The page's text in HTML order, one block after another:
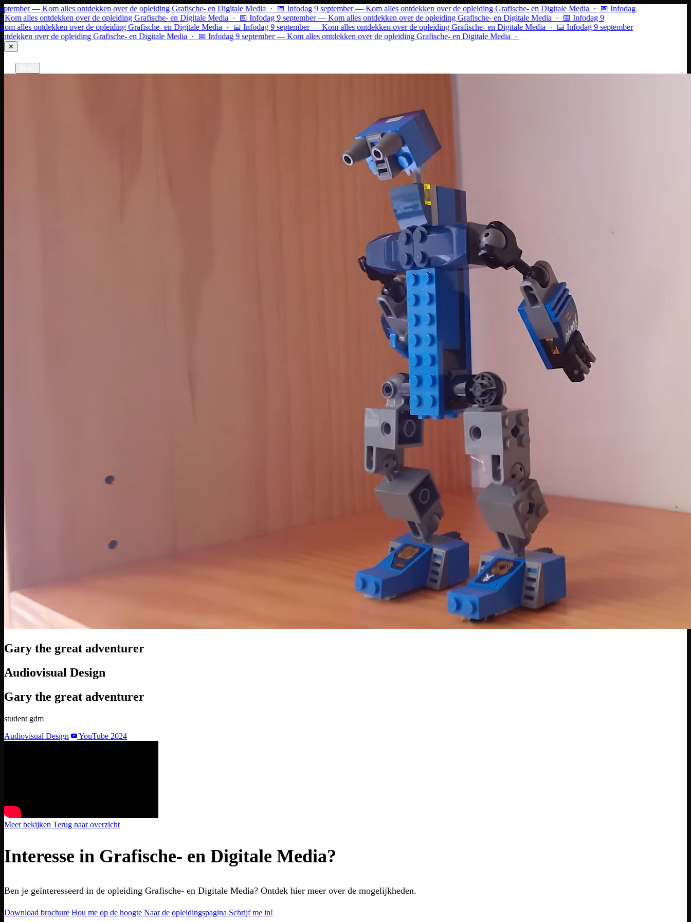
Ga naar inhoud
— Kom alles ontdekken over de opleiding Grafische- en Digitale Media · 📅 Infodag 9 september — Kom alles ontdekken over de opleiding Grafische- en Digitale Media · 📅 Infodag
alles ontdekken over de opleiding Grafische- en Digitale Media · 📅 Infodag 9 september — Kom alles ontdekken over de opleiding Grafische- en Digitale Media · 📅 Infodag 9
alles ontdekken over de opleiding Grafische- en Digitale Media · 📅 Infodag 9 september — Kom alles ontdekken over de opleiding Grafische- en Digitale Media · 📅 Infodag 9 september
over de opleiding Grafische- en Digitale Media · 📅 Infodag 9 september — Kom alles ontdekken over de opleiding Grafische- en Digitale Media ·
✕
Gary the great adventurer
Audiovisual Design
Gary the great adventurer
student gdm
Audiovisual Design
YouTube 2024
Meer bekijken Terug naar overzicht
Interesse in Grafische- en Digitale Media?
Ben je geïnteresseerd in de opleiding Grafische- en Digitale Media? Ontdek hier meer over de mogelijkheden.
Download brochure Hou me op de hoogte Naar de opleidingspagina Schrijf me in!